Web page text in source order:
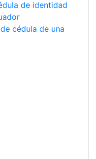
de identidad
cédula de una